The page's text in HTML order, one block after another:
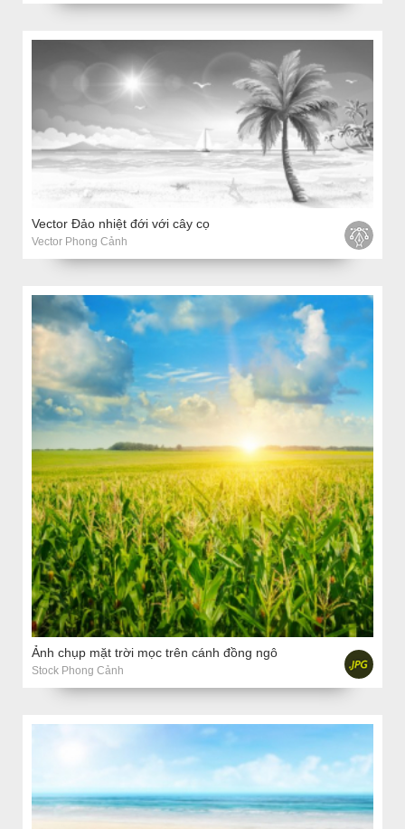
Vector Đảo nhiệt đới với cây cọ
Vector Phong Cảnh
Ảnh chụp mặt trời mọc trên cánh đồng ngô
Stock Phong Cảnh